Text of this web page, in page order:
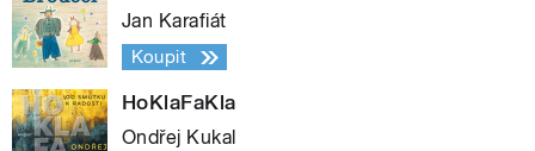
Jan Karafiát
Koupit
HoKlaFaKla
Ondřej Kukal